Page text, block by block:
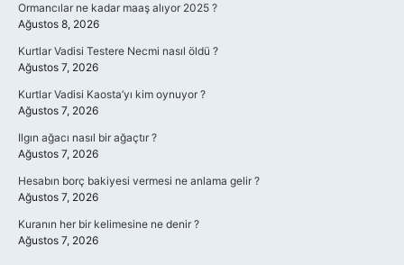
Ormancılar ne kadar maaş alıyor 2025 ?
Ağustos 8, 2026
Kurtlar Vadisi Testere Necmi nasıl öldü ?
Ağustos 7, 2026
Kurtlar Vadisi Kaosta’yı kim oynuyor ?
Ağustos 7, 2026
Ilgın ağacı nasıl bir ağaçtır ?
Ağustos 7, 2026
Hesabın borç bakiyesi vermesi ne anlama gelir ?
Ağustos 7, 2026
Kuranın her bir kelimesine ne denir ?
Ağustos 7, 2026